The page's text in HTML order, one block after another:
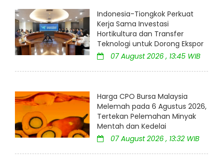
Indonesia-Tiongkok Perkuat
Kerja Sama Investasi
Hortikultura dan Transfer
Teknologi untuk Dorong Ekspor
07 August 2026 , 13:45 WIB
Harga CPO Bursa Malaysia
Melemah pada 6 Agustus 2026,
Tertekan Pelemahan Minyak
Mentah dan Kedelai
07 August 2026 , 13:32 WIB